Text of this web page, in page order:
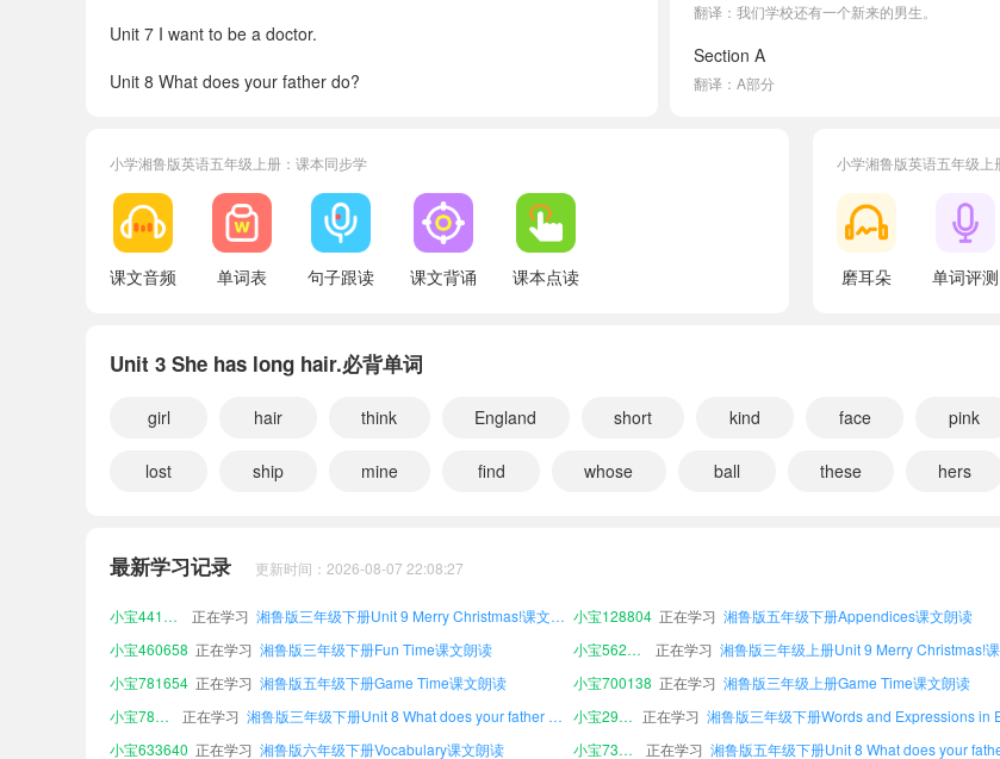
翻译：我们学校还有一个新来的男生。
Section A
翻译：A部分
翻译：看一看，听一听并演一演
Li Xiao, Zhou Lin and Amy are talking
翻译：李晓、周林和艾米正在谈论他们的新朋友。
There is a new girl in our school.
She is from Beijing.
What does she look like?
I think she's cute.
翻译：我认为她很可爱。
There is a new boy in our school, too.
翻译：我们学校还有一个新来的男生。
Unit 7 I want to be a doctor.
Unit 8 What does your father do?
Unit 10 The Spring Festival is coming!
Review 2
Fun Time
Game Time
Words and Expressions in Each Unit
Vocabulary
小学湘鲁版英语五年级上册：课本同步学
课文音频 单词表 句子跟读 课文背诵 课本点读
小学湘鲁版英语五年级上
磨耳朵 单词评测
Unit 3 She has long hair.必背单词
girl hair think England short kind face pink
lost ship mine find whose ball these hers
最新学习记录 更新时间：2026-08-07 22:08:27
小宝300596
正在学习
小宝441126
正在学习 湘鲁版三年级下册Unit 9 Merry Christmas!课文朗读 小宝128804 正在学习 湘鲁版五年级下册Appendices课文朗读
小宝460658 正在学习 湘鲁版三年级下册Fun Time课文朗读 小宝562520 正在学习
小宝781654 正在学习 湘鲁版五年级下册Game Time课文朗读 小宝700138 正在学习 湘鲁版三年级上册Game Time课文朗读
小宝784464
正在学习 湘鲁版三年级下册Unit 8 What does your father do?课文朗读 小宝299595 正在学习
小宝633640 正在学习 湘鲁版六年级下册Vocabulary课文朗读 小宝735856 正在学习